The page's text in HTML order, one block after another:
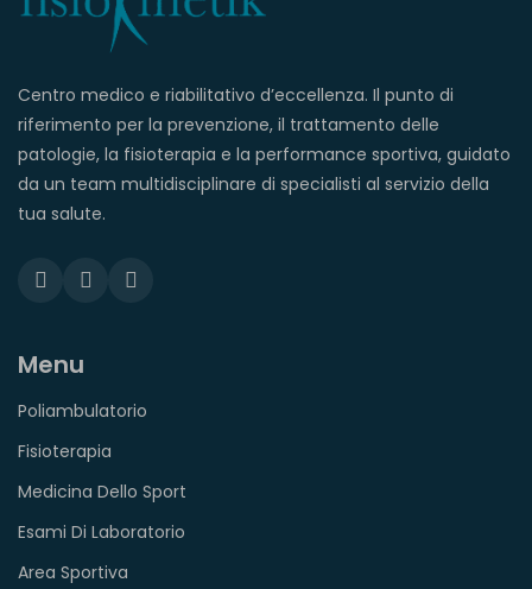
Centro medico e riabilitativo d’eccellenza. Il punto di
riferimento per la prevenzione, il trattamento delle
patologie, la fisioterapia e la performance sportiva, guidato
da un team multidisciplinare di specialisti al servizio della
tua salute.
Menu
Poliambulatorio
Fisioterapia
Medicina Dello Sport
Esami Di Laboratorio
Area Sportiva